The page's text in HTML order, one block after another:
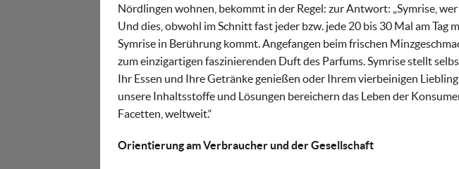
Nördlingen wohnen, bekommt in der Regel: zur Antwort: „Symrise, wer
Und dies, obwohl im Schnitt fast jeder bzw. jede 20 bis 30 Mal am Tag
Symrise in Berührung kommt. Angefangen beim frischen
zum einzigartigen faszinierenden Duft des Parfums. Symrise stellt
Ihr Essen und Ihre Getränke genießen oder Ihrem vierbeinigen
unsere Inhaltsstoffe und Lösungen bereichern das Leben der
Facetten, weltweit.“
Orientierung am Verbraucher und der Gesellschaft